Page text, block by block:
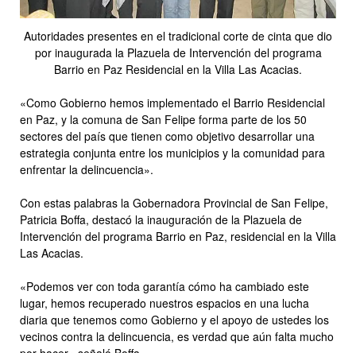
Autoridades presentes en el tradicional corte de cinta que dio
por inaugurada la Plazuela de Intervención del programa
Barrio en Paz Residencial en la Villa Las Acacias.
«Como Gobierno hemos implementado el Barrio Residencial
en Paz, y la comuna de San Felipe forma parte de los 50
sectores del país que tienen como objetivo desarrollar una
estrategia conjunta entre los municipios y la comunidad para
enfrentar la delincuencia».
Con estas palabras la Gobernadora Provincial de San Felipe,
Patricia Boffa, destacó la inauguración de la Plazuela de
Intervención del programa Barrio en Paz, residencial en la Villa
Las Acacias.
«Podemos ver con toda garantía cómo ha cambiado este
lugar, hemos recuperado nuestros espacios en una lucha
diaria que tenemos como Gobierno y el apoyo de ustedes los
vecinos contra la delincuencia, es verdad que aún falta mucho